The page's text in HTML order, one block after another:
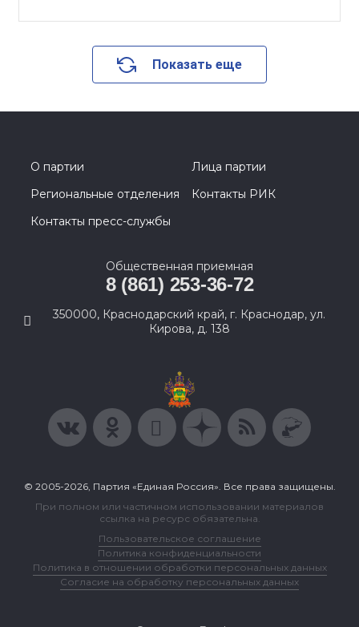
Показать еще
О партии
Лица партии
Региональные отделения
Контакты РИК
Контакты пресс-службы
Общественная приемная
8 (861) 253-36-72
350000, Краснодарский край, г. Краснодар, ул.
Кирова, д. 138
© 2005-2026, Партия «Единая Россия». Все права защищены.
При полном или частичном использовании материалов
ссылка на ресурс обязательна.
Пользовательское соглашение
Политика конфиденциальности
Политика в отношении обработки персональных данных
Согласие на обработку персональных данных